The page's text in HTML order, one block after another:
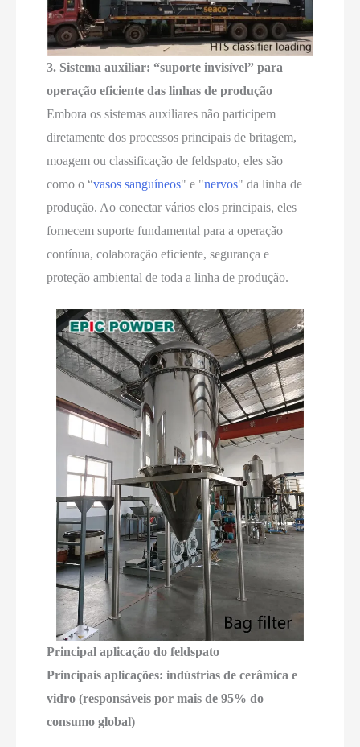
3. Sistema auxiliar: “suporte invisível” para
operação eficiente das linhas de produção
Embora os sistemas auxiliares não participem
diretamente dos processos principais de britagem,
moagem ou classificação de feldspato, eles são
como o “vasos sanguíneos" e "nervos" da linha de
produção. Ao conectar vários elos principais, eles
fornecem suporte fundamental para a operação
contínua, colaboração eficiente, segurança e
proteção ambiental de toda a linha de produção.
Principal aplicação do feldspato
Principais aplicações: indústrias de cerâmica e
vidro (responsáveis por mais de 95% do
consumo global)